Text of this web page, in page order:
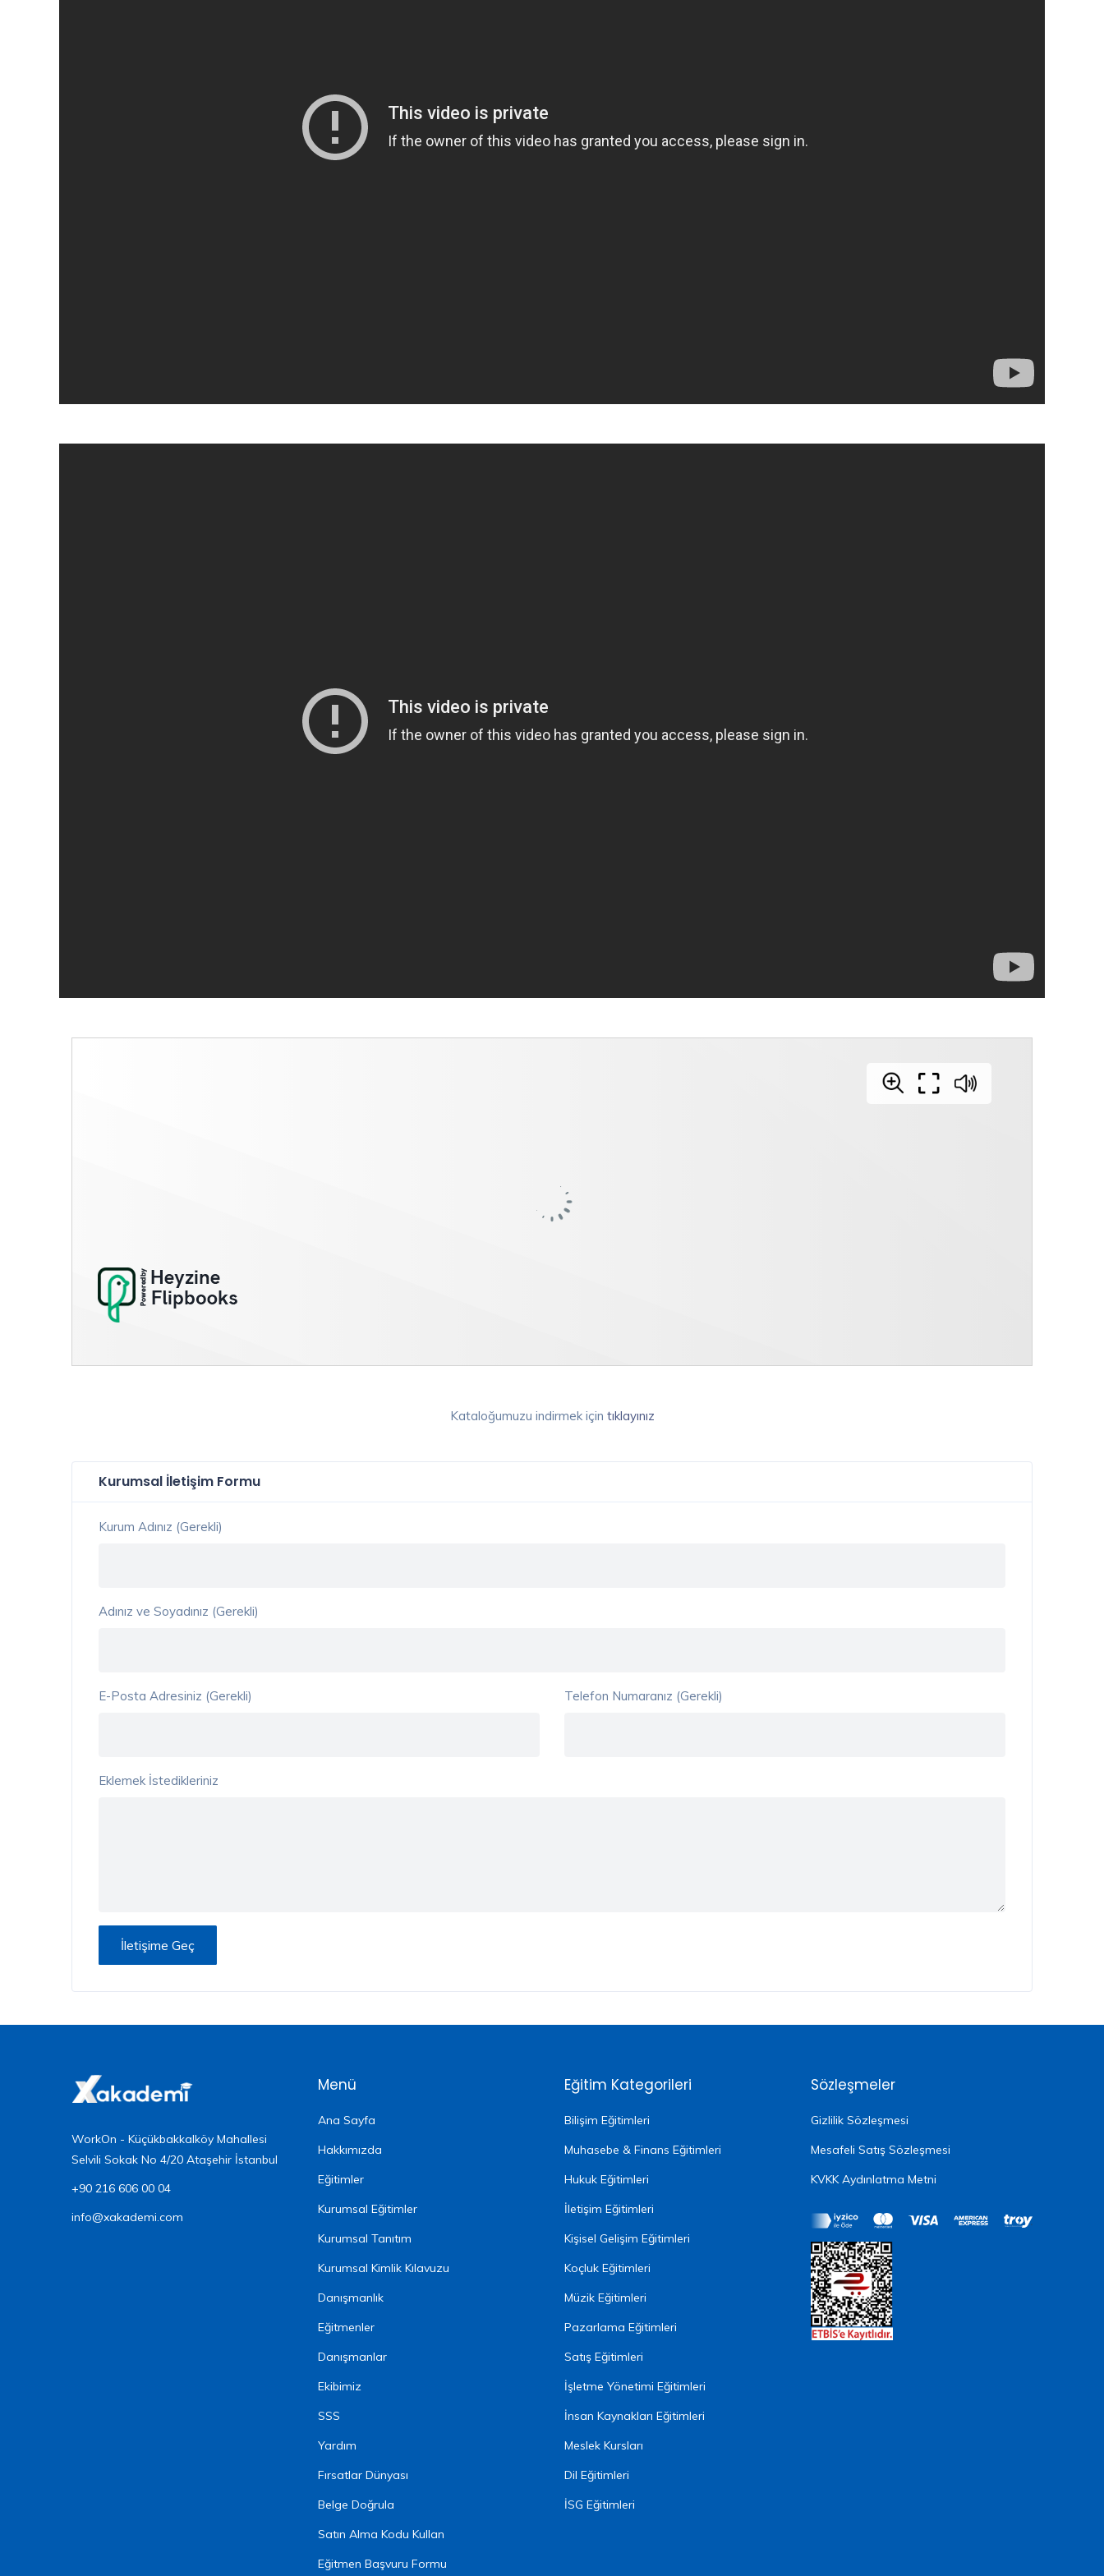
Kataloğumuzu indirmek için tıklayınız
Kurumsal İletişim Formu
Kurum Adınız (Gerekli)
Adınız ve Soyadınız (Gerekli)
E-Posta Adresiniz (Gerekli) Telefon Numaranız (Gerekli)
Eklemek İstedikleriniz
İletişime Geç
WorkOn - Küçükbakkalköy Mahallesi
Selvili Sokak No 4/20 Ataşehir İstanbul
+90 216 606 00 04
info@xakademi.com
Menü
Ana Sayfa
Hakkımızda
Eğitimler
Kurumsal Eğitimler
Kurumsal Tanıtım
Kurumsal Kimlik Kılavuzu
Danışmanlık
Eğitmenler
Danışmanlar
Ekibimiz
SSS
Yardım
Fırsatlar Dünyası
Belge Doğrula
Satın Alma Kodu Kullan
Eğitmen Başvuru Formu
Eğitim Kategorileri
Bilişim Eğitimleri
Muhasebe & Finans Eğitimleri
Hukuk Eğitimleri
İletişim Eğitimleri
Kişisel Gelişim Eğitimleri
Koçluk Eğitimleri
Müzik Eğitimleri
Pazarlama Eğitimleri
Satış Eğitimleri
İşletme Yönetimi Eğitimleri
İnsan Kaynakları Eğitimleri
Meslek Kursları
Dil Eğitimleri
İSG Eğitimleri
Sözleşmeler
Gizlilik Sözleşmesi
Mesafeli Satış Sözleşmesi
KVKK Aydınlatma Metni